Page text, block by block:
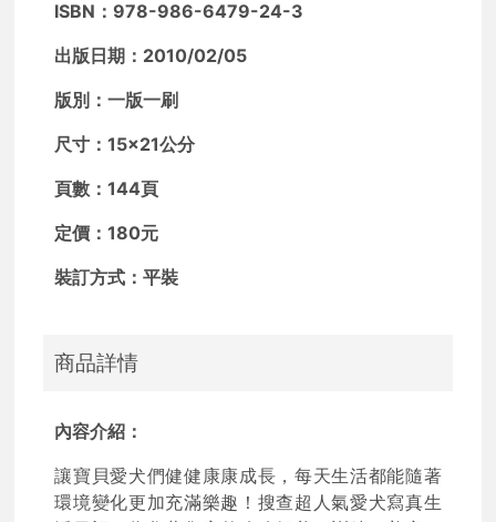
ISBN：978-986-6479-24-3
出版日期：2010/02/05
版別：一版一刷
尺寸：15×21公分
頁數：144頁
定價：180元
裝訂方式：平裝
商品詳情
內容介紹：
讓寶貝愛犬們健健康康成長，每天生活都能隨著
環境變化更加充滿樂趣！搜查超人氣愛犬寫真生